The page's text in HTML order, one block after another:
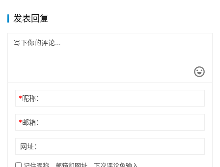
发表回复
*昵称：
*邮箱：
网址：